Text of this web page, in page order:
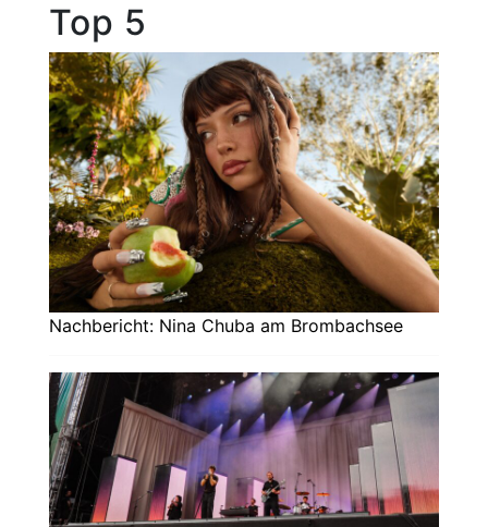
Top 5
Nachbericht: Nina Chuba am Brombachsee